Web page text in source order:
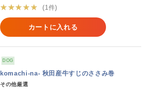
★★★★★
(1件)
カートに入れる
DOG
komachi-na- 秋田産牛すじのささみ巻
その他厳選